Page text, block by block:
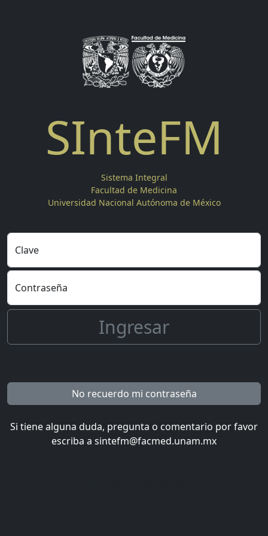
SInteFM
Sistema Integral
Facultad de Medicina
Universidad Nacional Autónoma de México
Clave
Contraseña
Ingresar
No recuerdo mi contraseña
Si tiene alguna duda, pregunta o comentario por favor
escriba a sintefm@facmed.unam.mx